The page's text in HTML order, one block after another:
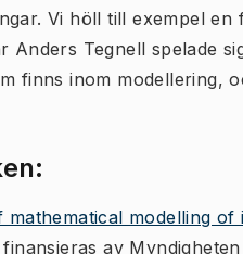
Vi höll till exempel
Anders Tegnell spelade
finns inom modellering,
mathematical modelling
av